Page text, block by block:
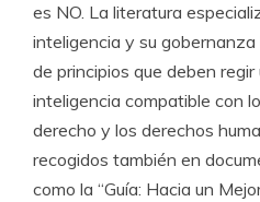
es NO. La literatura
inteligencia y su
de principios que deben
inteligencia compatible con
derecho y los derechos
recogidos también en
como la “Guía: Hacia un